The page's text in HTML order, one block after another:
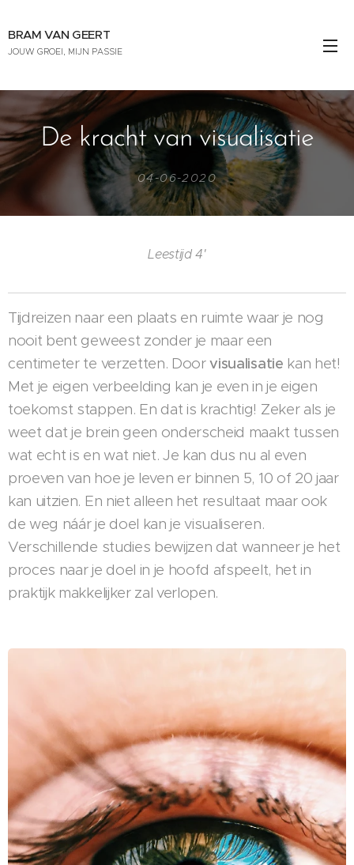
BRAM VAN GEERT
JOUW GROEI, MIJN PASSIE
De kracht van visualisatie
04-06-2020
Leestijd 4'
Tijdreizen naar een plaats en ruimte waar je nog
nooit bent geweest zonder je maar een
centimeter te verzetten. Doorvisualisatie kan het!
Met je eigen verbeelding kan je even in je eigen
toekomst stappen. En dat is krachtig! Zeker als je
weet dat je brein geen onderscheid maakt tussen
wat echt is en wat niet. Je kan dus nu al even
proeven van hoe je leven er binnen 5, 10 of 20 jaar
kan uitzien. En niet alleen het resultaat maar ook
de weg náár je doel kan je visualiseren.
Verschillende studies bewijzen dat wanneer je het
proces naar je doel in je hoofd afspeelt, het in
praktijk makkelijker zal verlopen.